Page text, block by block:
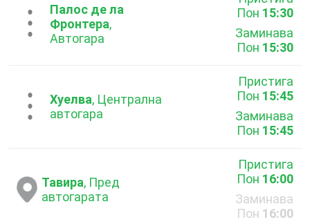
...Палос де ла
Фронтера,
Автогара
Пон 15:30
Заминава
Пон 15:30
...Хуелва, Централна
автогара
Пристига
Пон 15:45
Заминава
Пон 15:45
Тавира, Пред
автогарата
Пристига
Пон 16:00
Заминава
Пон 16:00